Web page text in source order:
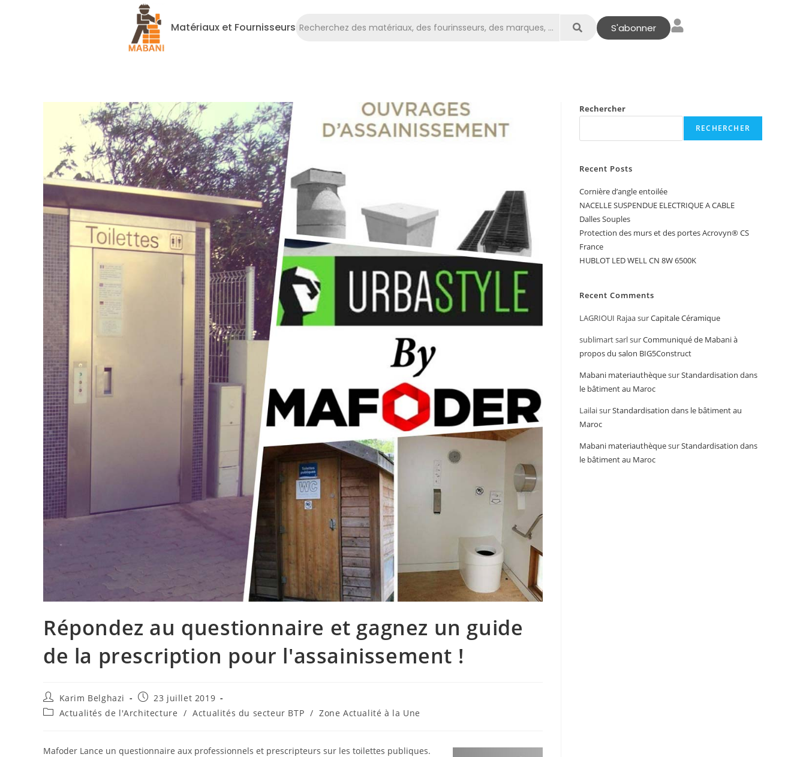
Matériaux et Fournisseurs S'abonner
Répondez au questionnaire et gagnez un guide
de la prescription pour l'assainissement !
Karim Belghazi
23 juillet 2019
Actualités de l'Architecture / Actualités du secteur BTP / Zone Actualité à la Une
Mafoder Lance un questionnaire aux professionnels et prescripteurs sur les toilettes publiques.
Rechercher
RECHERCHER
Recent Posts
Cornière d’angle entoilée
NACELLE SUSPENDUE ELECTRIQUE A CABLE
Dalles Souples
Protection des murs et des portes Acrovyn® CS
France
HUBLOT LED WELL CN 8W 6500K
Recent Comments
LAGRIOUI RajaasurCapitale Céramique
sublimart sarlsurCommuniqué de Mabani à
propos du salon BIG5Construct
Mabani materiauthèquesurStandardisation dans
le bâtiment au Maroc
LailaisurStandardisation dans le bâtiment au
Maroc
Mabani materiauthèquesurStandardisation dans
le bâtiment au Maroc